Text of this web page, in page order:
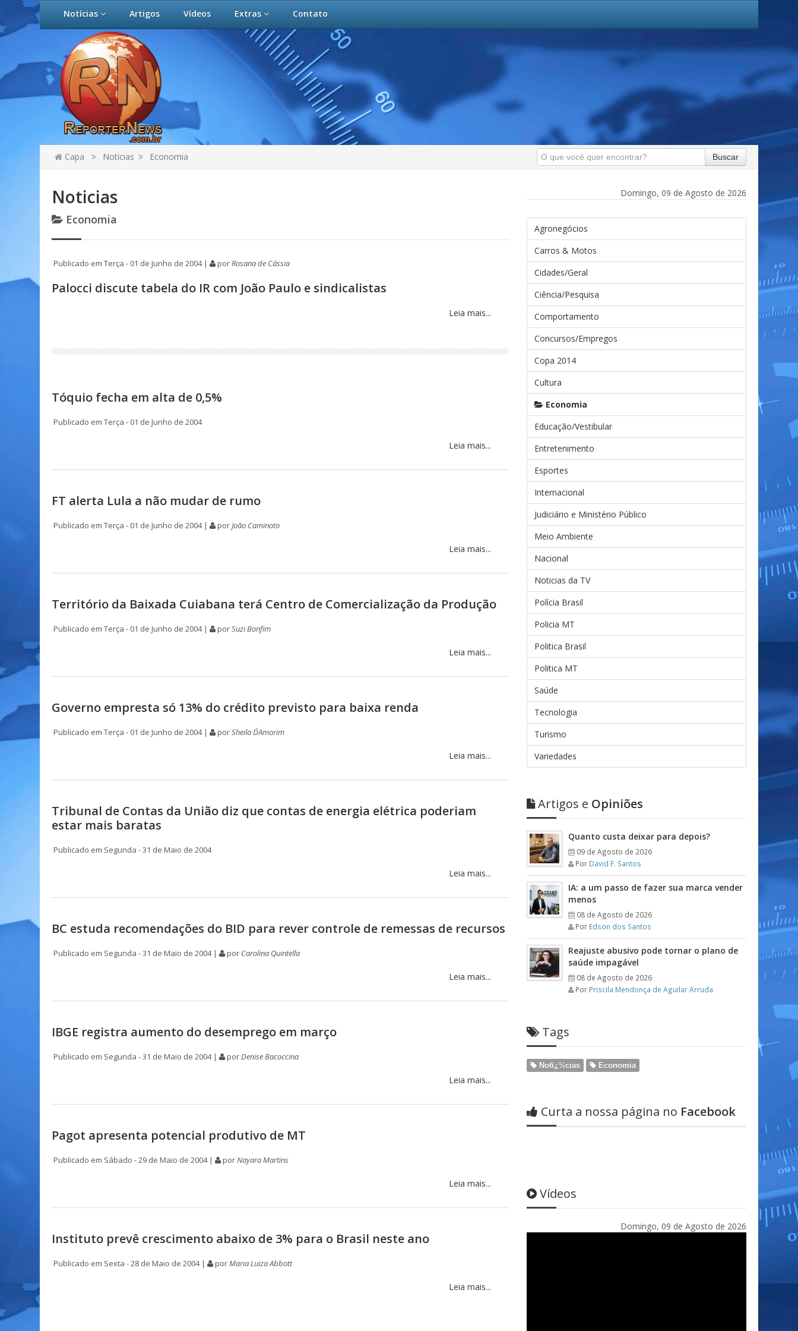
Notícias Artigos Vídeos Extras Contato
Capa Noticias Economia Buscar
Noticias
Economia
Publicado em Terça - 01 de Junho de 2004 | porRosana de Cássia
Palocci discute tabela do IR com João Paulo e sindicalistas
Leia mais...
Tóquio fecha em alta de 0,5%
Publicado em Terça - 01 de Junho de 2004
Leia mais...
FT alerta Lula a não mudar de rumo
Publicado em Terça - 01 de Junho de 2004 | porJoão Caminoto
Leia mais...
Território da Baixada Cuiabana terá Centro de Comercialização da Produção
Publicado em Terça - 01 de Junho de 2004 | porSuzi Bonfim
Leia mais...
Governo empresta só 13% do crédito previsto para baixa renda
Publicado em Terça - 01 de Junho de 2004 | porSheila D´Amorim
Leia mais...
Tribunal de Contas da União diz que contas de energia elétrica poderiam
estar mais baratas
Publicado em Segunda - 31 de Maio de 2004
Leia mais...
BC estuda recomendações do BID para rever controle de remessas de recursos
Publicado em Segunda - 31 de Maio de 2004 | por Carolina Quintella
Leia mais...
IBGE registra aumento do desemprego em março
Publicado em Segunda - 31 de Maio de 2004 | porDenise Bacoccina
Leia mais...
Pagot apresenta potencial produtivo de MT
Publicado em Sábado - 29 de Maio de 2004 | porNayara Martins
Leia mais...
Instituto prevê crescimento abaixo de 3% para o Brasil neste ano
Publicado em Sexta - 28 de Maio de 2004 | porMaria Luiza Abbott
Leia mais...
Domingo, 09 de Agosto de 2026
Agronegócios
Carros & Motos
Cidades/Geral
Ciência/Pesquisa
Comportamento
Concursos/Empregos
Copa 2014
Cultura
Economia
Educação/Vestibular
Entretenimento
Esportes
Internacional
Judiciário e Ministério Público
Meio Ambiente
Nacional
Noticias da TV
Polícia Brasil
Policia MT
Politica Brasil
Politica MT
Saúde
Tecnologia
Turismo
Variedades
Artigos e Opiniões
Quanto custa deixar para depois?
09 de Agosto de 2026
Por David F. Santos
IA: a um passo de fazer sua marca vender
menos
08 de Agosto de 2026
Por Edson dos Santos
Reajuste abusivo pode tornar o plano de
saúde impagável
08 de Agosto de 2026
Por Priscila Mendonça de Aguilar Arruda
Tags
Notï¿½cias Economia
Curta a nossa página no Facebook
Vídeos
Domingo, 09 de Agosto de 2026